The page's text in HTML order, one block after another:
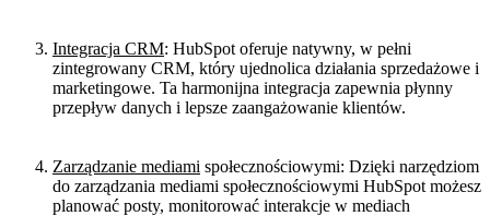
Integracja CRM: HubSpot oferuje natywny, w pełni
zintegrowany CRM, który ujednolica działania sprzedażowe i
marketingowe. Ta harmonijna integracja zapewnia płynny
przepływ danych i lepsze zaangażowanie klientów.
Zarządzanie mediami społecznościowymi: Dzięki narzędziom
do zarządzania mediami społecznościowymi HubSpot możesz
planować posty, monitorować interakcje w mediach